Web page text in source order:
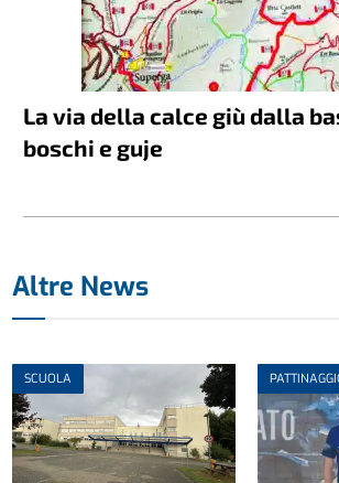
La via della calce giù dalla
boschi e guje
Altre News
SCUOLA